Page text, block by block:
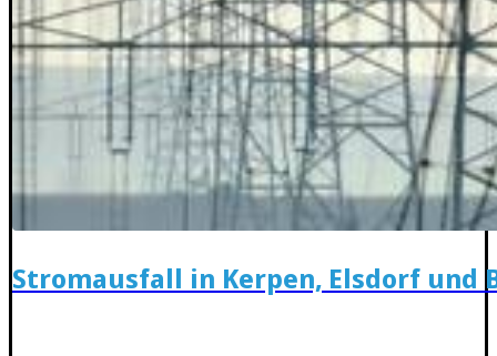
Stromausfall in Kerpen, Elsdorf und